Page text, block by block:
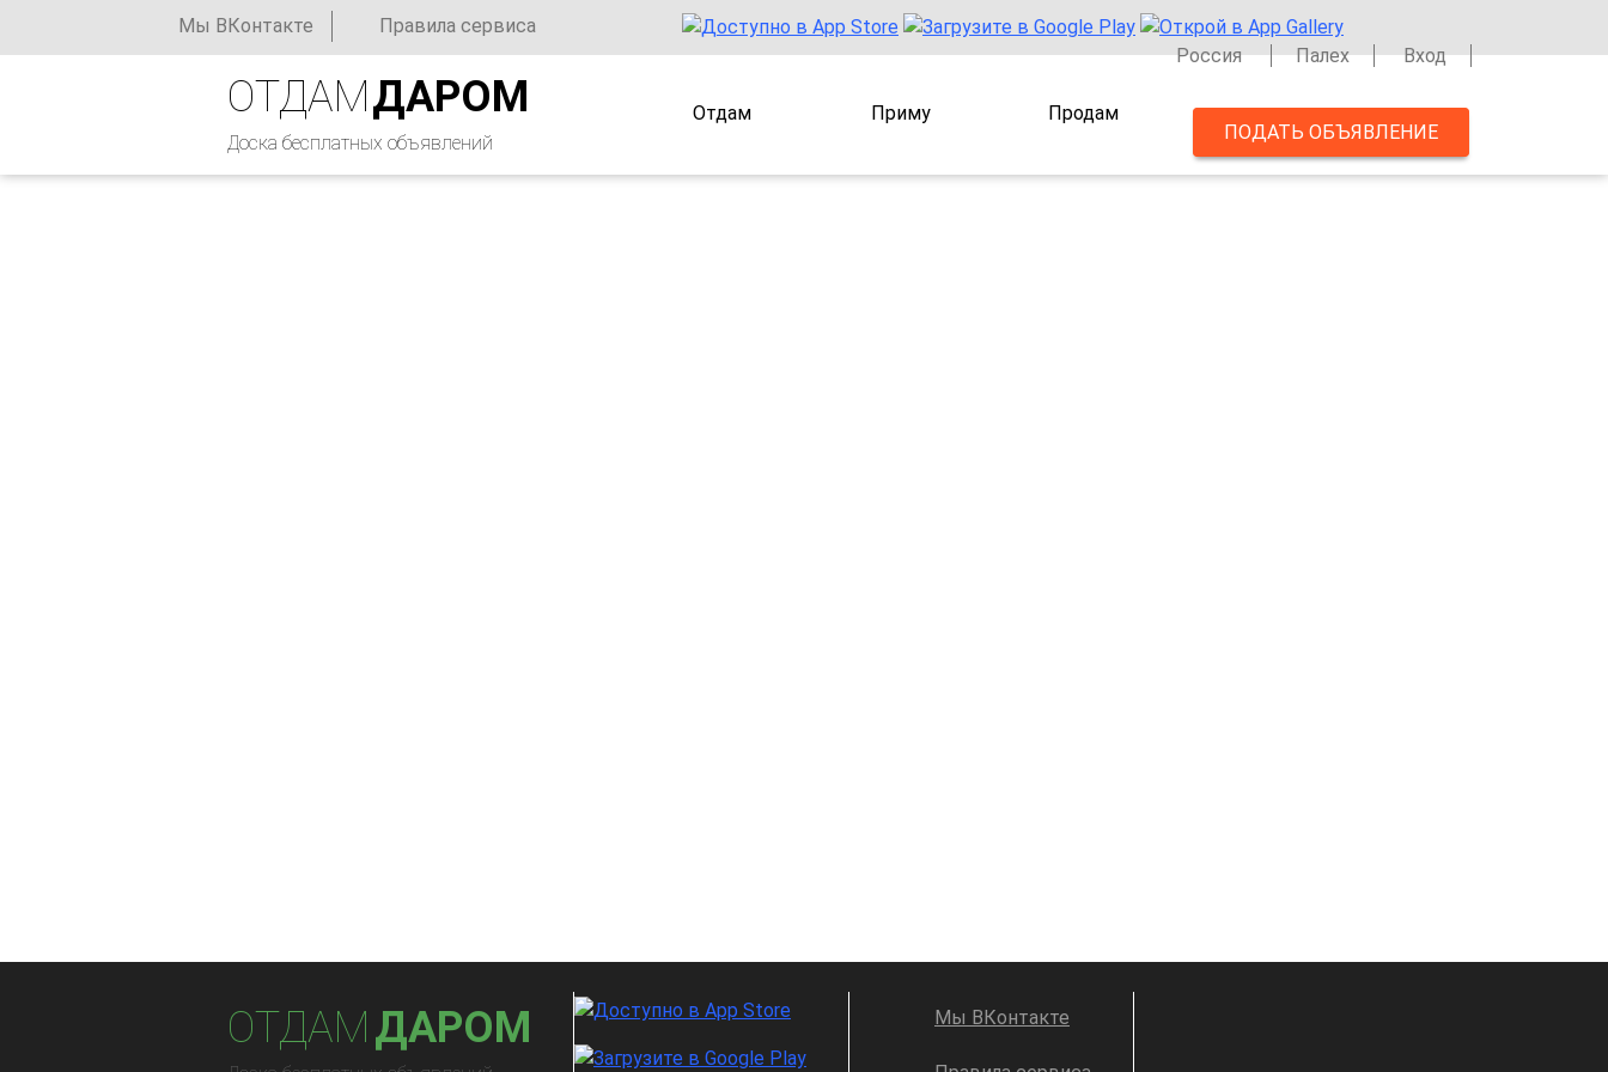
Мы ВКонтакте
Правила сервиса
Россия
Палех Вход
ОТДАМДАРОМ
Доска бесплатных объявлений
Отдам Приму
Продам
ПОДАТЬ ОБЪЯВЛЕНИЕ
ОТДАМДАРОМ Мы ВКонтакте